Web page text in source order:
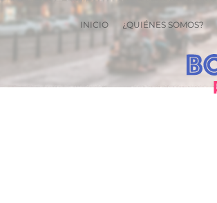
INICIO ¿QUIÉNES SOMOS?